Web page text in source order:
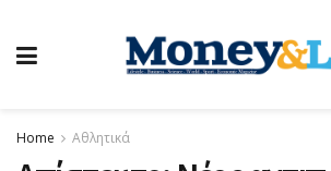
Home Αθλητικά